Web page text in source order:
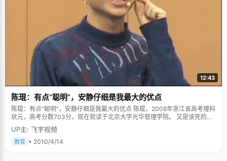
12:43
陈琨：有点“聪明”，安静仔细是我最大的优点
陈琨：有点"聪明"，安静仔细是我最大的优点 陈琨，2008年浙江省高考理科
状元，高考分数703分，现在就读于北京大学光华管理学院。 又是该死的运
气，这已经是被无数提及的高考成功因素了，有时候让人不禁切齿，为什么
运气不砸中你，或我。陈琨甚至搬出一套颇为高深的理论在证明自己的观
点："从社会心理学的角度来说，如果你把你的成功归功于实力，那会导致你
UP主: 飞宇视频
教育 • 2010/4/14